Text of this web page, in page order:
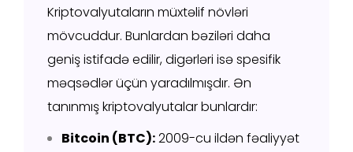
Kriptovalyutaların müxtəlif növləri
mövcuddur. Bunlardan bəziləri daha
geniş istifadə edilir, digərləri isə spesifik
məqsədlər üçün yaradılmışdır. Ən
tanınmış kriptovalyutalar bunlardır:
Bitcoin (BTC):2009-cu ildən fəaliyyət